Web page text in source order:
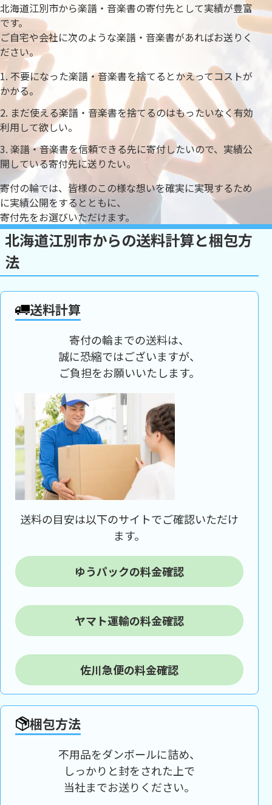
北海道江別市から楽譜・音楽書の寄付先として実績が豊富
です。
ご自宅や会社に次のような楽譜・音楽書があればお送りく
ださい。
不要になった楽譜・音楽書を捨てるとかえってコストが
かかる。
まだ使える楽譜・音楽書を捨てるのはもったいなく有効
利用して欲しい。
楽譜・音楽書を信頼できる先に寄付したいので、実績公
開している寄付先に送りたい。
寄付の輪では、皆様のこの様な想いを確実に実現するため
に実績公開をするとともに、
寄付先をお選びいただけます。
北海道江別市からの送料計算と梱包方
法
送料計算
寄付の輪までの送料は、
誠に恐縮ではございますが、
ご負担をお願いいたします。
送料の目安は以下のサイトでご確認いただけ
ます。
ゆうパックの料金確認
ヤマト運輸の料金確認
佐川急便の料金確認
梱包方法
不用品をダンボールに詰め、
しっかりと封をされた上で
当社までお送りください。